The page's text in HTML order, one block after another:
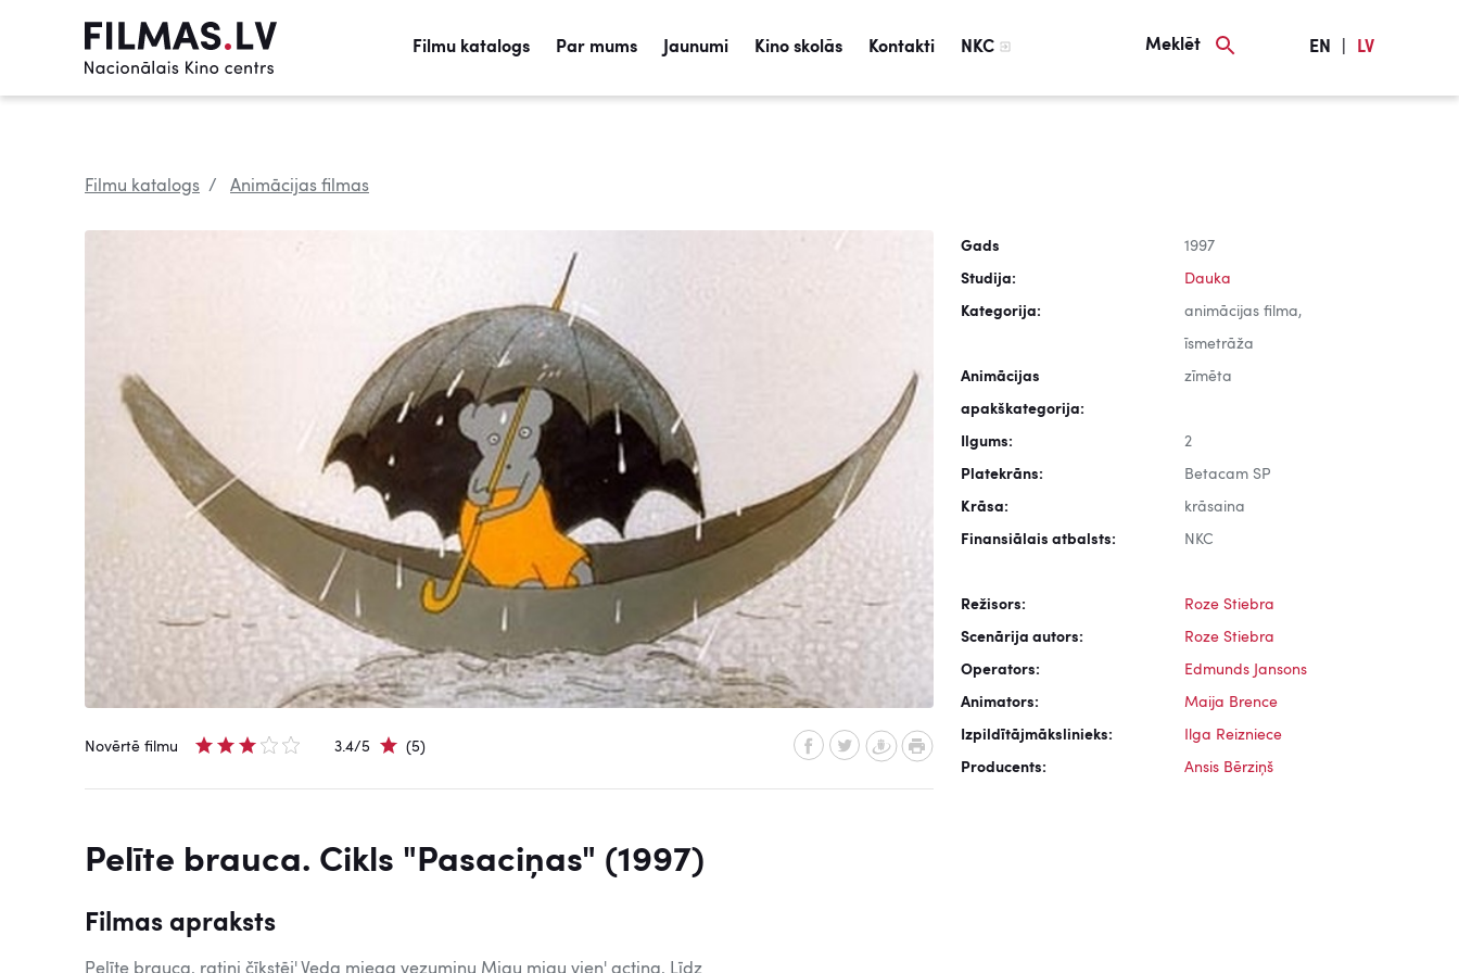
Filmu katalogs Par mums Jaunumi Kino skolās Kontakti NKC Meklēt EN LV
Filmu katalogs Animācijas filmas
Novērtē filmu 3.4/5 (5)
Pelīte brauca. Cikls "Pasaciņas" (1997)
Filmas apraksts
Gads 1997
Studija: Dauka
Kategorija: animācijas filma,
īsmetrāža
Animācijas
apakškategorija:
zīmēta
Ilgums: 2
Platekrāns: Betacam SP
Krāsa: krāsaina
Finansiālais atbalsts: NKC
Režisors: Roze Stiebra
Scenārija autors: Roze Stiebra
Operators: Edmunds Jansons
Animators: Maija Brence
Izpildītājmākslinieks: Ilga Reizniece
Producents: Ansis Bērziņš